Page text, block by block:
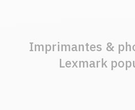
Imprimantes &
Lexmark